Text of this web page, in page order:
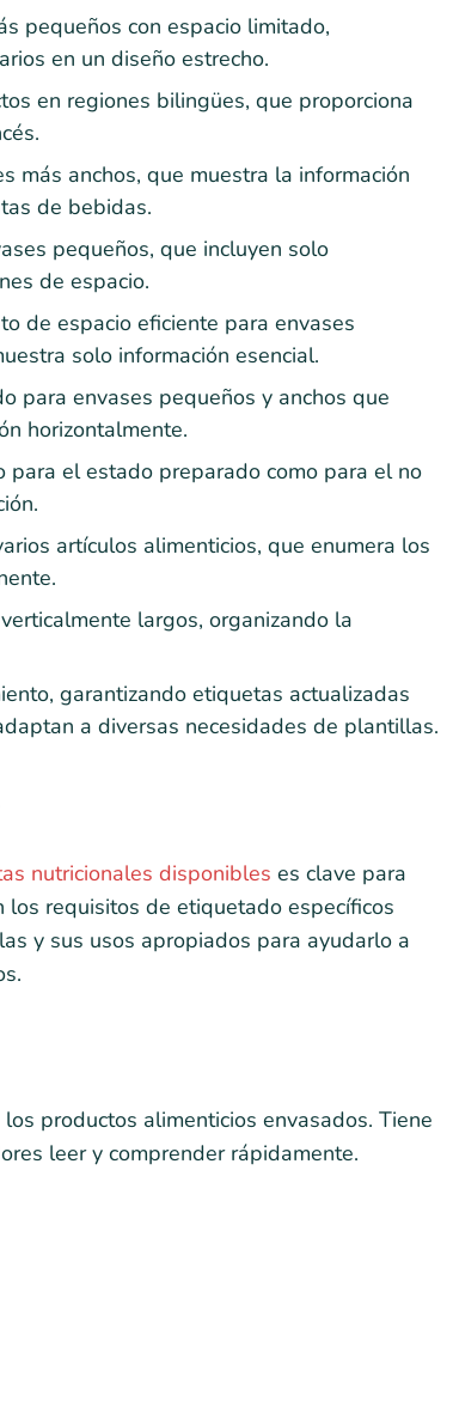
pequeños con espacio limitado,
en un diseño estrecho.
en regiones bilingües, que proporciona
más anchos, que muestra la información
de bebidas.
pequeños, que incluyen solo
de espacio.
de espacio eficiente para envases
solo información esencial.
para envases pequeños y anchos que
horizontalmente.
para el estado preparado como para el no
artículos alimenticios, que enumera los
largos, organizando la
garantizando etiquetas actualizadas
a diversas necesidades de plantillas.
nutricionales disponibles es clave para
requisitos de etiquetado específicos
y sus usos apropiados para ayudarlo a
productos alimenticios envasados. Tiene
leer y comprender rápidamente.